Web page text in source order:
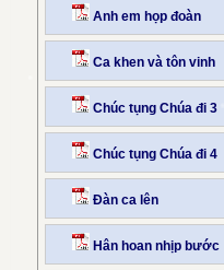
Anh em họp đoàn
Ca khen và tôn vinh
Chúc tụng Chúa đi 3
Chúc tụng Chúa đi 4
Đàn ca lên
Hân hoan nhịp bước